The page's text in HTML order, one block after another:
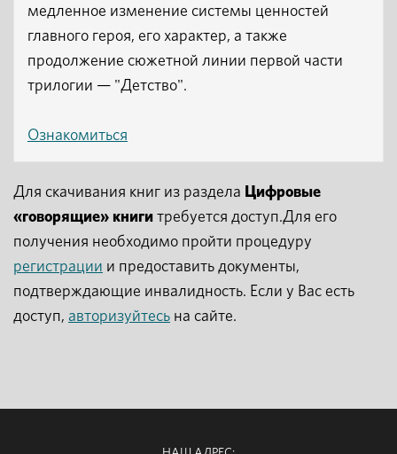
медленное изменение системы ценностей
главного героя, его характер, а также
продолжение сюжетной линии первой части
трилогии — "Детство".
Ознакомиться
Для скачивания книг из раздела Цифровые
«говорящие» книги требуется доступ.Для его
получения необходимо пройти процедуру
регистрации и предоставить документы,
подтверждающие инвалидность. Если у Вас есть
доступ, авторизуйтесь на сайте.